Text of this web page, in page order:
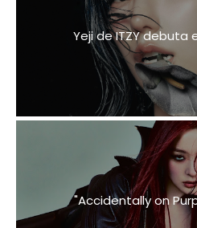
Yeji de ITZY debuta
"Accidentally on